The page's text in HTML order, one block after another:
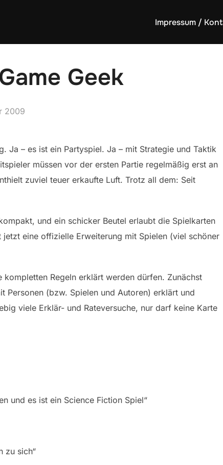
Impressum /
Geek
2009
Ja – es ist ein Partyspiel. Ja – mit Strategie und Taktik
müssen vor der ersten Partie regelmäßig erst an
zuviel teuer erkaufte Luft. Trotz all dem: Seit
und ein schicker Beutel erlaubt die Spielkarten
eine offizielle Erweiterung mit Spielen (viel schöner
Regeln erklärt werden dürfen. Zunächst
Personen (bzw. Spielen und Autoren) erklärt und
viele Erklär- und Rateversuche, nur darf keine Karte
und es ist ein Science Fiction Spiel“
zu sich“